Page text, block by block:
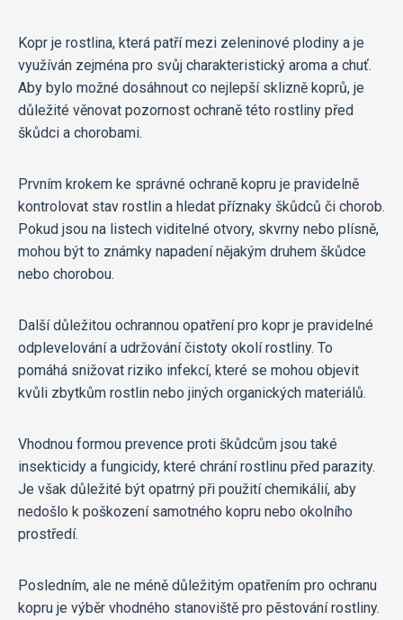
Kopr je rostlina, která patří mezi zeleninové plodiny a je
využíván zejména pro svůj charakteristický aroma a chuť.
Aby bylo možné dosáhnout co nejlepší sklizně koprů, je
důležité věnovat pozornost ochraně této rostliny před
škůdci a chorobami.
Prvním krokem ke správné ochraně kopru je pravidelně
kontrolovat stav rostlin a hledat příznaky škůdců či chorob.
Pokud jsou na listech viditelné otvory, skvrny nebo plísně,
mohou být to známky napadení nějakým druhem škůdce
nebo chorobou.
Další důležitou ochrannou opatření pro kopr je pravidelné
odplevelování a udržování čistoty okolí rostliny. To
pomáhá snižovat riziko infekcí, které se mohou objevit
kvůli zbytkům rostlin nebo jiných organických materiálů.
Vhodnou formou prevence proti škůdcům jsou také
insekticidy a fungicidy, které chrání rostlinu před parazity.
Je však důležité být opatrný při použití chemikálií, aby
nedošlo k poškození samotného kopru nebo okolního
prostředí.
Posledním, ale ne méně důležitým opatřením pro ochranu
kopru je výběr vhodného stanoviště pro pěstování rostliny.